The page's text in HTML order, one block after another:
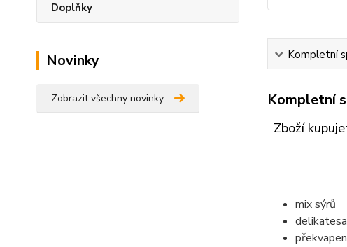
Doplňky
Novinky
Zobrazit všechny novinky
Kompletní
Kompletní
Zboží
mix sýrů
delikatesa